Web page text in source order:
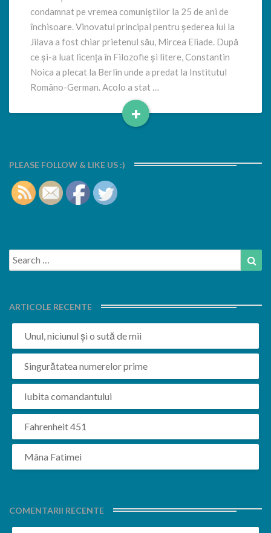
condamnat pe vremea comuniștilor la 25 de ani de
închisoare. Vinovatul principal pentru șederea lui la
Jilava a fost chiar prietenul său, Mircea Eliade. După
ce și-a luat licența în Filozofie și litere, Constantin
Noica a plecat la Berlin unde a predat la Institutul
Româno-German. Acolo a stat …
+
Read
PLEASE FOLLOW & LIKE US :)
Search
for:
ARTICOLE RECENTE
Unul, niciunul și o sută de mii
Singurătatea numerelor prime
Iubita comandantului
Fahrenheit 451
Mâna Fatimei
COMENTARII RECENTE